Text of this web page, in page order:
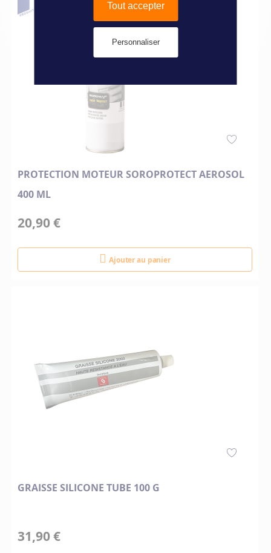
PROTECTION MOTEUR SOROPROTECT AEROSOL
400 ML
20,90 €
Ajouter au panier
GRAISSE SILICONE TUBE 100 G
31,90 €
Tout accepter
Personnaliser